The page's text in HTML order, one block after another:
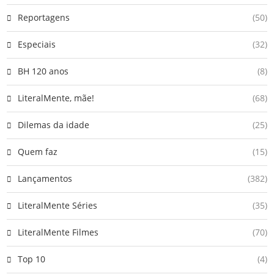
Reportagens (50)
Especiais (32)
BH 120 anos (8)
LiteralMente, mãe! (68)
Dilemas da idade (25)
Quem faz (15)
Lançamentos (382)
LiteralMente Séries (35)
LiteralMente Filmes (70)
Top 10 (4)